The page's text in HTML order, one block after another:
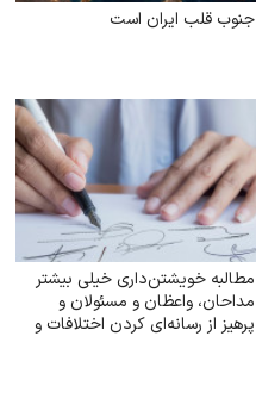
جنوب قلب ایران است
مطالبه خویشتن‌داری خیلی بیشتر
مداحان، واعظان و مسئولان و
پرهیز از رسانه‌ای کردن اختلافات و